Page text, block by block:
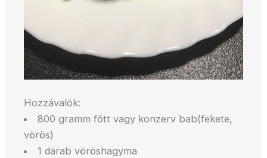
Hozzávalók:
800 gramm főtt vagy konzerv bab(fekete,
vörös)
1 darab vöröshagyma